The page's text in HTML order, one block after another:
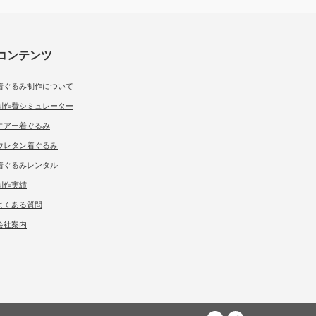
ンテンツ
ぐるみ制作について
作費シミュレーター
アー着ぐるみ
レタン着ぐるみ
ぐるみレンタル
作実績
くある質問
社案内